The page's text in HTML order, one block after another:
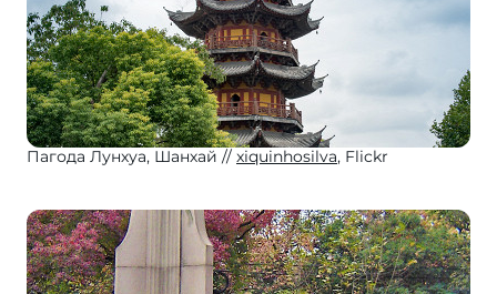
Пагода Лунхуа, Шанхай xiquinhosilva, Flickr